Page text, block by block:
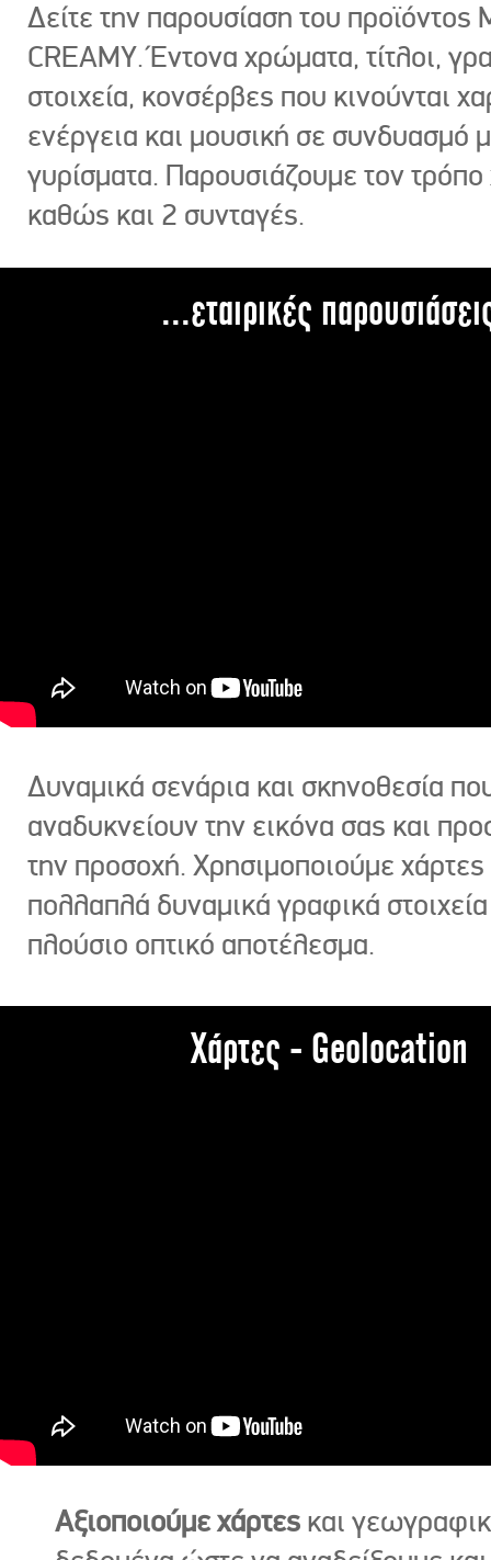
Δείτε την παρουσίαση του προϊόντος
CREAMY. Έντονα χρώματα, τίτλοι,
στοιχεία, κονσέρβες που κινούνται
ενέργεια και μουσική σε συνδυασμό
γυρίσματα. Παρουσιάζουμε τον
καθώς και 2 συνταγές.
...εταιρικές
Δυναμικά σενάρια και σκηνοθεσία
αναδυκνείουν την εικόνα σας και
την προσοχή. Χρησιμοποιούμε χάρτες
πολλαπλά δυναμικά γραφικά στοιχεία
πλούσιο οπτικό αποτέλεσμα.
Χάρτες - Geolocation
Αξιοποιούμε χάρτες και